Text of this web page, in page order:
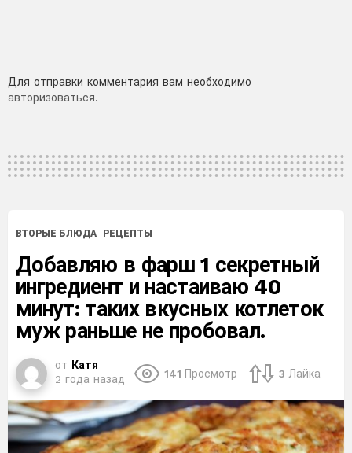
Добавить
комментарий
Для отправки комментария вам необходимо
авторизоваться.
ВТОРЫЕ БЛЮДА РЕЦЕПТЫ
Добавляю в фарш 1 секретный
ингредиент и настаиваю 40
минут: таких вкусных котлеток
муж раньше не пробовал.
от Катя
2 года назад
141 Просмотр 3 Лайка